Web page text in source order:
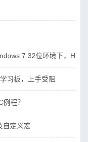
7 32位环境下，
习板，上手受阻
程？
自定义宏